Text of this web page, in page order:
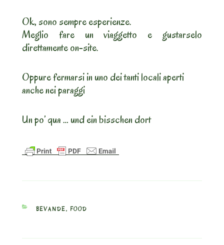
Ok, sono sempre esperienze.
Meglio fare un viaggetto e gustarselo
direttamente on-site.
Oppure fermarsi in uno dei tanti locali aperti
anche nei paraggi
Un po’ qua … und ein bisschen dort
CATEGORIES
BEVANDE, FOOD